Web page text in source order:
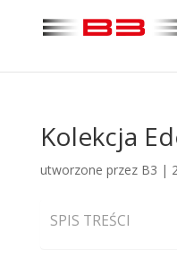
Kolekcja
utworzone przez B3 |
SPIS TREŚCI